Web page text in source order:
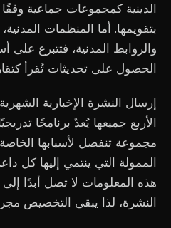
الدينية كمجموعات جماعية
بتقويمها. أما المنظمات
والروابط المدنية، فتتبرع
الحصول على تحديثات تُقرأ
إرسال النشرة الإخبارية
الأربع جميعها يُعدّ برنامجًا
مجموعة تنفصل لأسبابها
الممولة التي ينتمي إليها كل
هذه المعلومات لا تصل أبدًا إلى
النشرة، لذا يبقى التخصيص